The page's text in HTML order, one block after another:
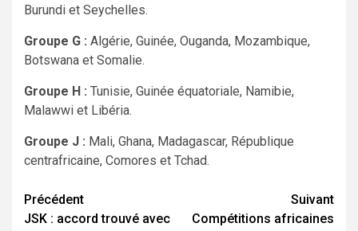
Burundi et Seychelles.
Groupe G : Algérie, Guinée, Ouganda, Mozambique,
Botswana et Somalie.
Groupe H : Tunisie, Guinée équatoriale, Namibie,
Malawwi et Libéria.
Groupe J : Mali, Ghana, Madagascar, République
centrafricaine, Comores et Tchad.
Navigation
Précédent
JSK : accord trouvé avec
Suivant
Compétitions africaines